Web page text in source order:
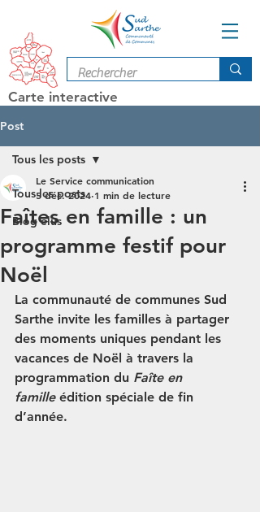
Carte interactive
Post
Tous les posts
Blog élus
Tous les posts
Faîtes en famille : un
programme festif pour
Noël
Le Service communication
5 déc. 2024 1 min de lecture
La communauté de communes Sud
Sarthe invite les familles à partager
des moments uniques pendant les
vacances de Noël à travers la
programmation du Faîte en
famille édition spéciale de fin
d’année.